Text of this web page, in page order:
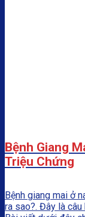
Bệnh Giang
Triệu Chứng
Bệnh giang mai ở
ra sao?. Đây là